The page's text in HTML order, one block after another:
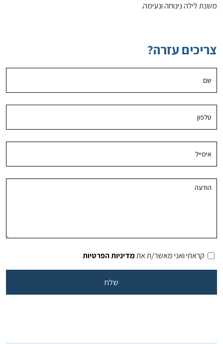
משנת לילה נינוחה ונעימה.
צריכים עזרה?
קראתי ואני מאשר/ת אתמדיניות הפרטיות